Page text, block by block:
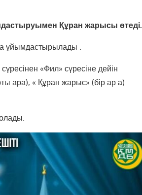
дастыруымен Құран жарысыөтеді.
а ұйымдастырылады
сүресінен «Фил»сүресіне дейін
ты ара), « Құран жарыс» (бір ар а)
лады